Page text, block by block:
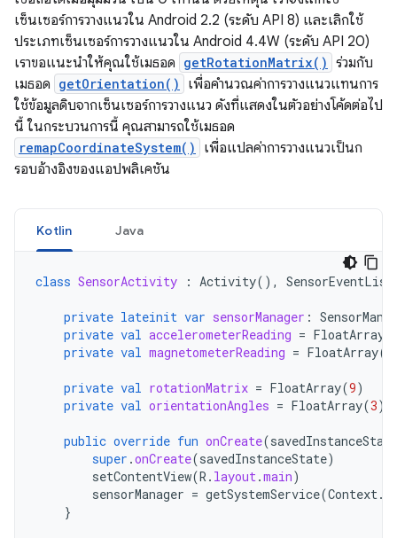
เซ็นเซอร์การวางแนวใน Android 2.2 (ระดับ API 8) และเลิกใช้
ประเภทเซ็นเซอร์การวางแนวใน Android 4.4W (ระดับ API 20)
เราขอแนะนําให้คุณใช้เมธอด getRotationMatrix() ร่วมกับ
เมธอด getOrientation()
เพื่อคํานวณค่าการวางแนวแทนการ
ใช้ข้อมูลดิบจากเซ็นเซอร์การวางแนว ดังที่แสดงในตัวอย่างโค้ดต่อไป
นี้ ในกระบวนการนี้ คุณสามารถใช้เมธอด
remapCoordinateSystem()
เพื่อแปลค่าการวางแนวเป็นก
รอบอ้างอิงของแอปพลิเคชัน
Kotlin Java
class SensorActivity : Activity(),
private lateinit var sensorManager :
private val accelerometerReading = FloatArray
private val magnetometerReading = FloatArray(
private val rotationMatrix = FloatArray(9)
private val orientationAngles = FloatArray(3)
public override fun onCreate(savedInstanceState
super .onCreate(savedInstanceState)
setContentView(R . layout.main)
sensorManager = getSystemService(Context.
}